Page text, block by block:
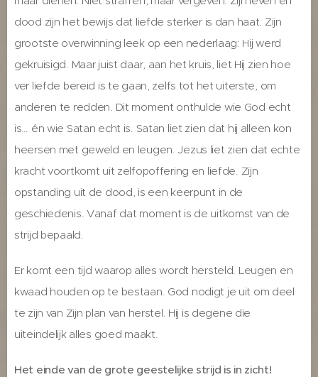
dood zijn het bewijs dat liefde sterker is dan haat. Zijn
grootste overwinning leek op een nederlaag: Hij werd
gekruisigd. Maar juist daar, aan het kruis, liet Hij zien hoe
ver liefde bereid is te gaan, zelfs tot het uiterste, om
anderen te redden. Dit moment onthulde wie God echt
is… én wie Satan echt is. Satan liet zien dat hij alleen kon
heersen met geweld en leugen. Jezus liet zien dat echte
kracht voortkomt uit zelfopoffering en liefde. Zijn
opstanding uit de dood, is een keerpunt in de
geschiedenis. Vanaf dat moment is de uitkomst van de
strijd bepaald.
Er komt een tijd waarop alles wordt hersteld. Leugen en
kwaad houden op te bestaan. God nodigt je uit om deel
te zijn van Zijn plan van herstel. Hij is degene die
uiteindelijk alles goed maakt.
Het einde van de grote geestelijke strijd is in zicht!